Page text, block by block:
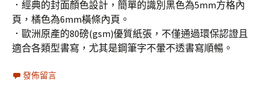
．經典的封面顏色設計，簡單的識別黑色為5mm方格內
頁，橘色為6mm橫條內頁。
．歐洲原產的80磅(gsm)優質紙張，不僅通過環保認證且
適合各類型書寫，尤其是鋼筆字不暈不透書寫順暢。
發佈留言